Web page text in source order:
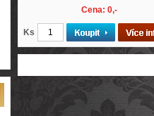
Cena: 0,-
Ks